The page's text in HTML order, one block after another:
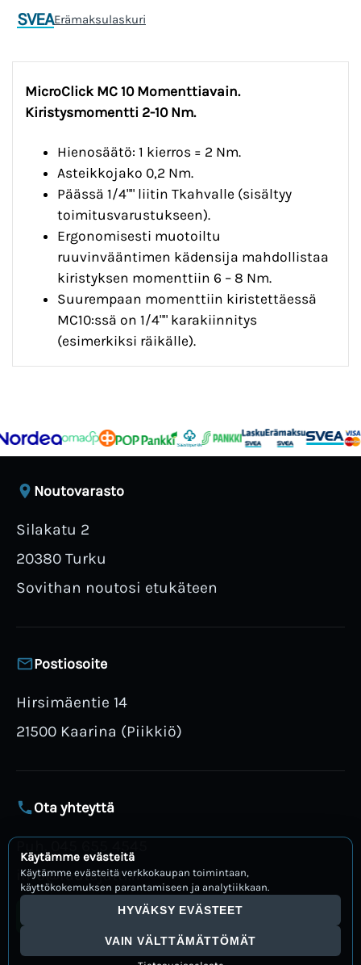
SVEAErämaksulaskuri
MicroClick MC 10 Momenttiavain.
Kiristysmomentti 2-10 Nm.
Hienosäätö: 1 kierros = 2 Nm.
Asteikkojako 0,2 Nm.
Päässä 1/4"" liitin Tkahvalle (sisältyy
toimitusvarustukseen).
Ergonomisesti muotoiltu
ruuvinvääntimen kädensija mahdollistaa
kiristyksen momenttiin 6 – 8 Nm.
Suurempaan momenttiin kiristettäessä
MC10:ssä on 1/4"" karakiinnitys
(esimerkiksi räikälle).
Noutovarasto
Silakatu 2
20380 Turku
Sovithan noutosi etukäteen
Postiosoite
Hirsimäentie 14
21500 Kaarina (Piikkiö)
Ota yhteyttä
info@rautajatti.fi
Avaa WhatsApp
Käytämme evästeitä
Käytämme evästeitä verkkokaupan toimintaan,
käyttökokemuksen parantamiseen ja analytiikkaan.
HYVÄKSY EVÄSTEET
VAIN VÄLTTÄMÄTTÖMÄT